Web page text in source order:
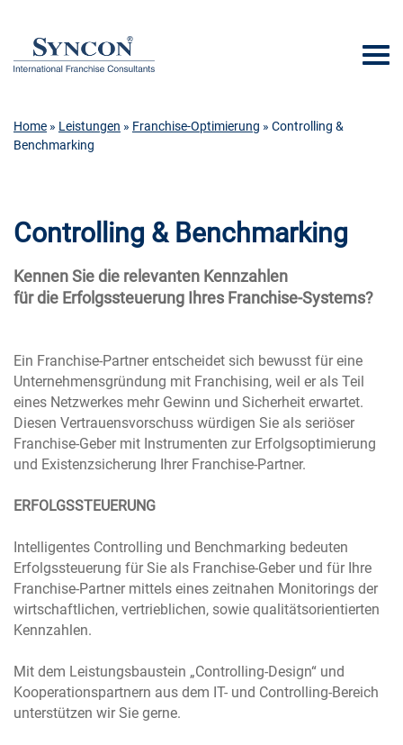
Home » Leistungen » Franchise-Optimierung » Controlling &
Benchmarking
Controlling & Benchmarking
Kennen Sie die relevanten Kennzahlen
für die Erfolgssteuerung Ihres Franchise-Systems?
Ein Franchise-Partner entscheidet sich bewusst für eine
Unternehmensgründung mit Franchising, weil er als Teil
eines Netzwerkes mehr Gewinn und Sicherheit erwartet.
Diesen Vertrauensvorschuss würdigen Sie als seriöser
Franchise-Geber mit Instrumenten zur Erfolgsoptimierung
und Existenzsicherung Ihrer Franchise-Partner.
ERFOLGSSTEUERUNG
Intelligentes Controlling und Benchmarking bedeuten
Erfolgssteuerung für Sie als Franchise-Geber und für Ihre
Franchise-Partner mittels eines zeitnahen Monitorings der
wirtschaftlichen, vertrieblichen, sowie qualitätsorientierten
Kennzahlen.
Mit dem Leistungsbaustein „Controlling-Design“ und
Kooperationspartnern aus dem IT- und Controlling-Bereich
unterstützen wir Sie gerne.